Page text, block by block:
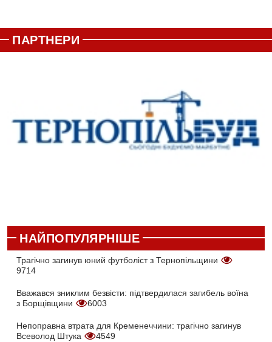
ПАРТНЕРИ
НАЙПОПУЛЯРНІШЕ
Трагічно загинув юний футболіст з Тернопільщини
9714
Вважався зниклим безвісти: підтвердилася загибель воїна
з Борщівщини
6003
Непоправна втрата для Кременеччини: трагічно загинув
Всеволод Штука
4549